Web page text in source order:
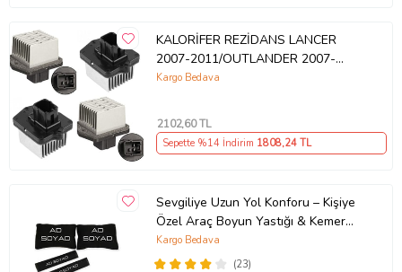
KALORİFER REZİDANS LANCER
2007-2011/OUTLANDER 2007-
2011/
Kargo Bedava
2102,60 TL
Sepette %14 İndirim 1808,24 TL
Sevgiliye Uzun Yol Konforu – Kişiye
Özel Araç Boyun Yastığı & Kemer
Pedi Hediye Seti
(23)
Kargo Bedava